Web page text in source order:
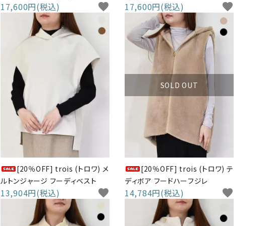
17,600円(税込) favorite 17,600円(税込) favorite
[20％OFF] trois (トロワ) メ
ルトンジャージ フーディベスト
13,904円(税込) favorite
SOLD OUT
[20％OFF] trois (トロワ) テ
ディボア フードハーフジレ
14,784円(税込) favorite